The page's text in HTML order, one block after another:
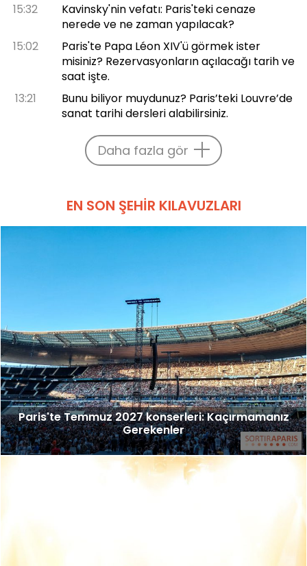
15:32
Kavinsky'nin vefatı: Paris'teki cenaze
nerede ve ne zaman yapılacak?
15:02
Paris'te Papa Léon XIV'ü görmek ister
misiniz? Rezervasyonların açılacağı tarih ve
saat işte.
13:21
Bunu biliyor muydunuz? Paris’teki Louvre’de
sanat tarihi dersleri alabilirsiniz.
Daha fazla gör
EN SON ŞEHIR KILAVUZLARI
Paris'te Temmuz 2027 konserleri: Kaçırmamanız
Gerekenler